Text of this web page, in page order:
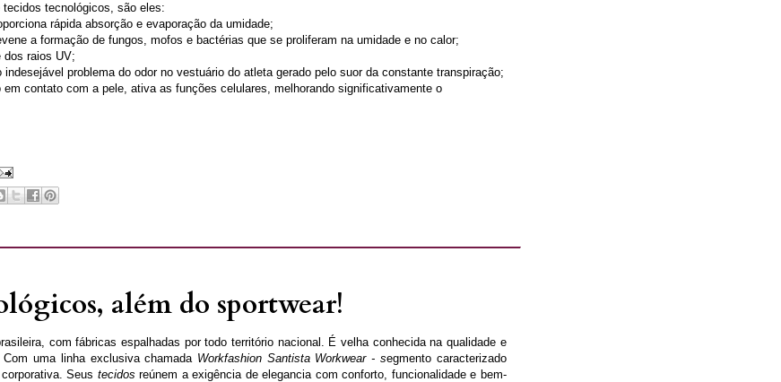
tecnológicos, são eles:
rápida absorção e evaporação da umidade;
a formação de fungos, mofos e bactérias que se proliferam na umidade e no calor;
dos raios UV;
problema do odor no vestuário do atleta gerado pelo suor da constante transpiração;
contato com a pele, ativa as funções celulares, melhorando significativamente o
além do sportwear!
com fábricas espalhadas por todo território nacional. É velha conhecida na qualidade e
uma linha exclusiva chamada Workfashion Santista Workwear - segmento caracterizado
Seus tecidos reúnem a exigência de elegancia com conforto, funcionalidade e bem-